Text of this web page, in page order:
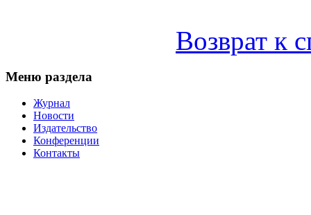
Возврат к
Меню раздела
Журнал
Новости
Издательство
Конференции
Контакты